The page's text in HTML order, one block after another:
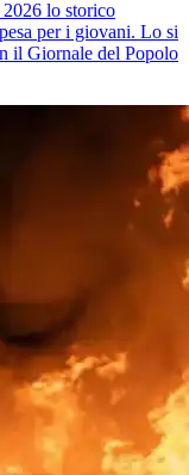
lo storico
per i giovani. Lo si
il Giornale del Popolo